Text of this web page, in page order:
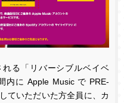
れる「リバーシブルベイベ
内に Apple Music で PRE-
していただいた方全員に、カ